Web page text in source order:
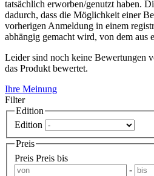
tatsächlich erworben/genutzt haben.
dadurch, dass die Möglichkeit einer
vorherigen Anmeldung in einem
abhängig gemacht wird, von dem aus
Leider sind noch keine Bewertungen
das Produkt bewertet.
Ihre Meinung
Filter
Edition
Edition
Preis
Preis Preis bis
-